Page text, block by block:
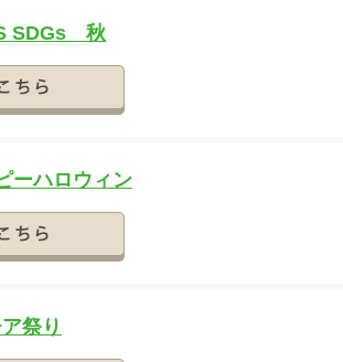
SDGs 秋
ーハロウィン
祭り